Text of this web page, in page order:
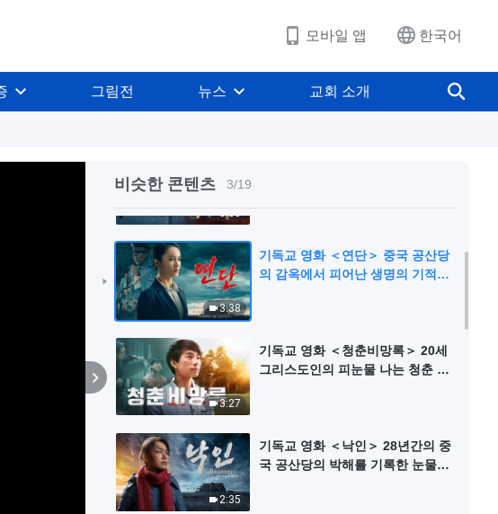
모바일 앱 한국어
그림전 뉴스 교회 소개
비슷한 콘텐츠 3/19
노래＞ (예고편)
3:38
3:38
기독교 영화 ＜연단＞ 중국 공산당
의 감옥에서 피어난 생명의 기적
3:27
기독교 영화 ＜청춘비망록＞ 20세
그리스도인의 피눈물 나는 청춘 역
2:35
기독교 영화 ＜낙인＞ 28년간의 중
국 공산당의 박해를 기록한 눈물의